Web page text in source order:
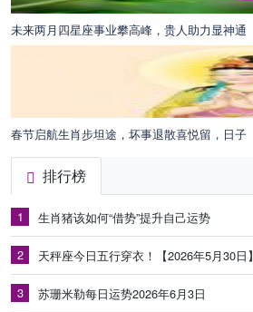
未来两月四星座事业攀高峰，贵人助力显神通
春节启航生肖步坦途，坏事退散喜悦留，日子
排行榜
1 生肖猪该如何“借势”提升自己运势
2 天秤座今日五行穿衣！【2026年5月30日】
3 苏珊米勒每日运势2026年6月3日